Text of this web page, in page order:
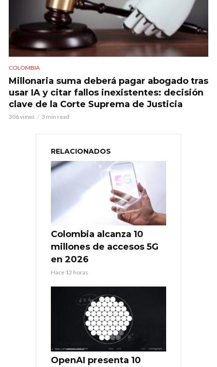
COLOMBIA
Millonaria suma deberá pagar abogado tras
usar IA y citar fallos inexistentes: decisión
clave de la Corte Suprema de Justicia
306 views 3 min read
RELACIONADOS
Colombia alcanza 10
millones de accesos 5G
en 2026
Hace 12 horas
OpenAI presenta 10